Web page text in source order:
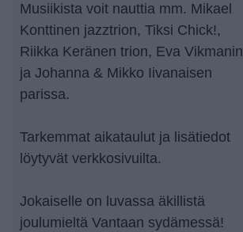
Musiikista voit nauttia mm. Mikael
Konttinen jazztrion, Tiksi Chick!,
Riikka Keränen trion, Eva Vikmanin
ja Johanna & Mikko Iivanaisen
parissa.
Tarkemmat aikataulut ja lisätiedot
löytyvät verkkosivuilta.
Jokaiselle on luvassa äkillistä
joulumieltä Vantaan sydämessä!